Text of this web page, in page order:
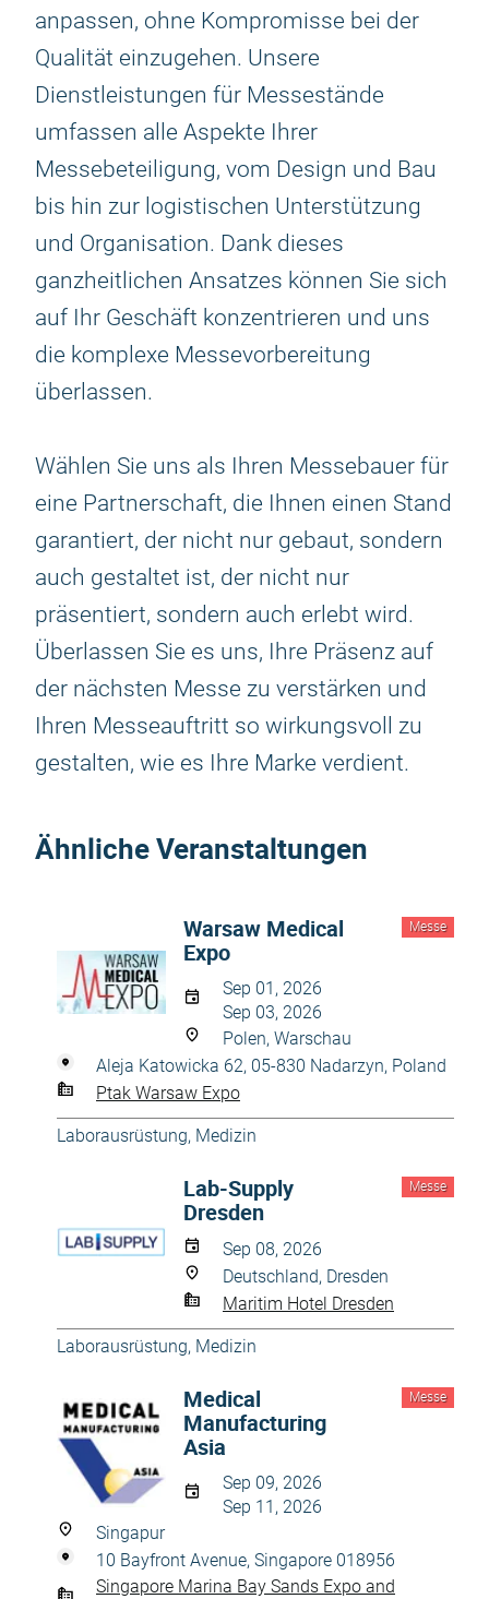
anpassen, ohne Kompromisse bei der
Qualität einzugehen. Unsere
Dienstleistungen für Messestände
umfassen alle Aspekte Ihrer
Messebeteiligung, vom Design und Bau
bis hin zur logistischen Unterstützung
und Organisation. Dank dieses
ganzheitlichen Ansatzes können Sie sich
auf Ihr Geschäft konzentrieren und uns
die komplexe Messevorbereitung
überlassen.
Wählen Sie uns als Ihren Messebauer für
eine Partnerschaft, die Ihnen einen Stand
garantiert, der nicht nur gebaut, sondern
auch gestaltet ist, der nicht nur
präsentiert, sondern auch erlebt wird.
Überlassen Sie es uns, Ihre Präsenz auf
der nächsten Messe zu verstärken und
Ihren Messeauftritt so wirkungsvoll zu
gestalten, wie es Ihre Marke verdient.
Ähnliche Veranstaltungen
Messe
Warsaw Medical
Expo
Sep 01, 2026
Sep 03, 2026
Polen, Warschau
Aleja Katowicka 62, 05-830 Nadarzyn, Poland
Ptak Warsaw Expo
Laborausrüstung, Medizin
Messe
Lab-Supply
Dresden
Sep 08, 2026
Deutschland, Dresden
Maritim Hotel Dresden
Laborausrüstung, Medizin
Messe
Medical
Manufacturing
Asia
Sep 09, 2026
Sep 11, 2026
Singapur
10 Bayfront Avenue, Singapore 018956
Singapore Marina Bay Sands Expo and